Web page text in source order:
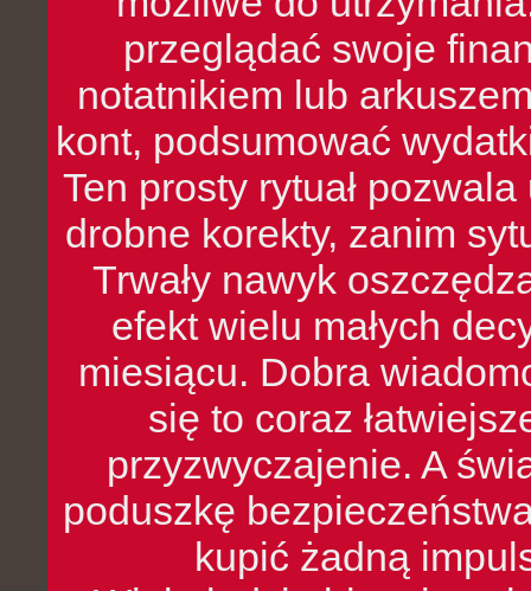
przeglądać swoje
notatnikiem lub
kont, podsumować
Ten prosty rytuał
drobne korekty, zanim
Trwały nawyk
efekt wielu małych
miesiącu. Dobra
się to coraz
przyzwyczajenie. A
poduszkę
kupić żadną